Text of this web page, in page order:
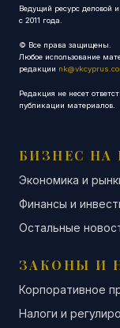
Ведущий ресурс деловой
с 2011 года.
© Все права защищены.
Любое использование
редакции
Редакция не несет
публикации материалов.
БИЗНЕС НА
Экономика и
Финансы и
Остальные
ЗАКОНЫ И
Корпоративное
Налоги и